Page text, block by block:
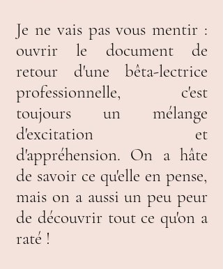
Je ne vais pas vous mentir :
ouvrir le document de
retour d'une bêta-lectrice
professionnelle, c'est
toujours un mélange
d'excitation et
d'appréhension. On a hâte
de savoir ce qu'elle en pense,
mais on a aussi un peu peur
de découvrir tout ce qu'on a
raté !